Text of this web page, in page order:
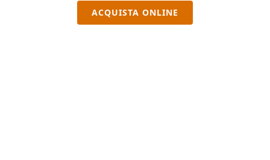
ACQUISTA ONLINE